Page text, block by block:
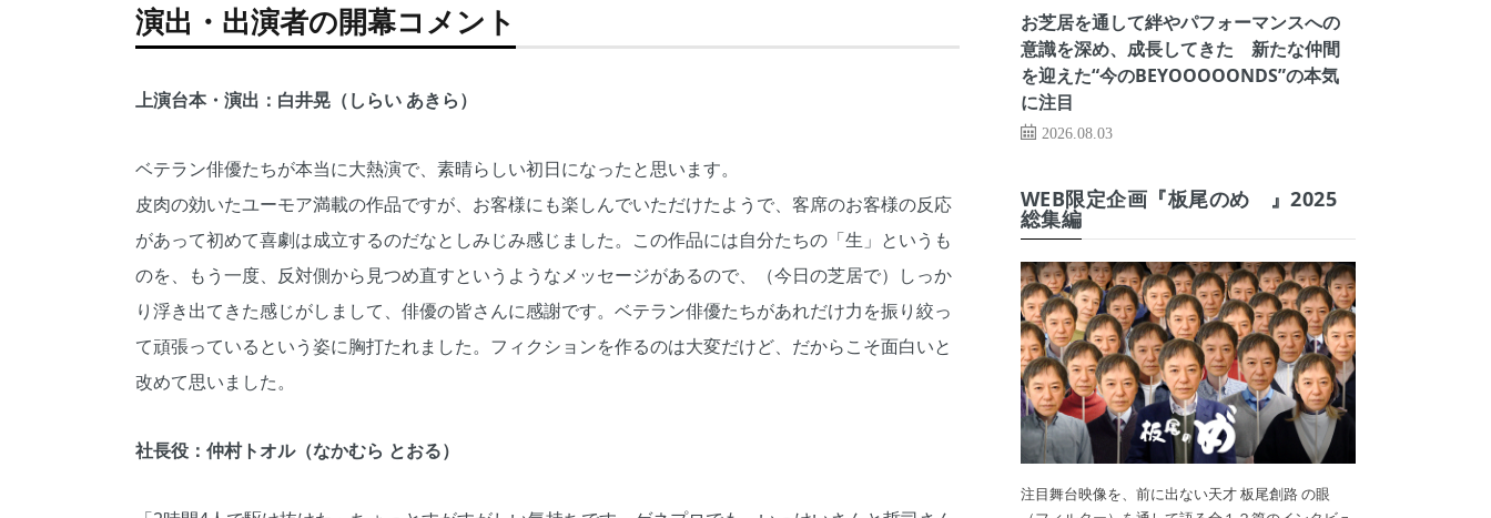
演出・出演者の開幕コメント
上演台本・演出：白井晃（しらい あきら）
ベテラン俳優たちが本当に大熱演で、素晴らしい初日になったと思います。
皮肉の効いたユーモア満載の作品ですが、お客様にも楽しんでいただけたようで、客席のお客様の反応
があって初めて喜劇は成立するのだなとしみじみ感じました。この作品には自分たちの「生」というも
のを、もう一度、反対側から見つめ直すというようなメッセージがあるので、（今日の芝居で）しっか
り浮き出てきた感じがしまして、俳優の皆さんに感謝です。ベテラン俳優たちがあれだけ力を振り絞っ
て頑張っているという姿に胸打たれました。フィクションを作るのは大変だけど、だからこそ面白いと
改めて思いました。
社長役：仲村トオル（なかむら とおる）
お芝居を通して絆やパフォーマンスへの
意識を深め、成長してきた 新たな仲間
を迎えた“今のBEYOOOOONDS”の本気
に注目
2026.08.03
WEB限定企画『板尾のめ゙』2025
総集編
注目舞台映像を、前に出ない天才 板尾創路 の眼